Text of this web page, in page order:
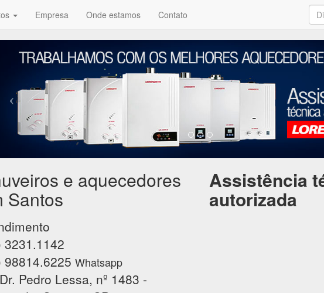
Empresa Onde estamos Contato
e aquecedores
Santos
3231.1142
98814.6225 Whatsapp
Pedro Lessa, nº 1483 -
Assistência
autorizada